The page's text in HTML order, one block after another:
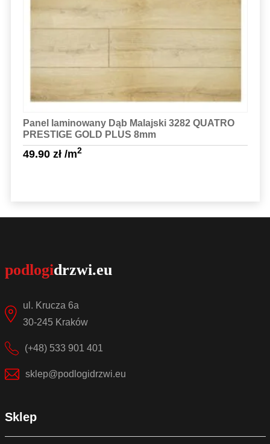
Panel laminowany Dąb Malajski 3282 QUATRO
PRESTIGE GOLD PLUS 8mm
49.90 zł/m2
ul. Krucza 6a
30-245 Kraków
(+48) 533 901 401
sklep@podlogidrzwi.eu
Sklep